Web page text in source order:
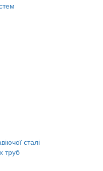
сталі
труб